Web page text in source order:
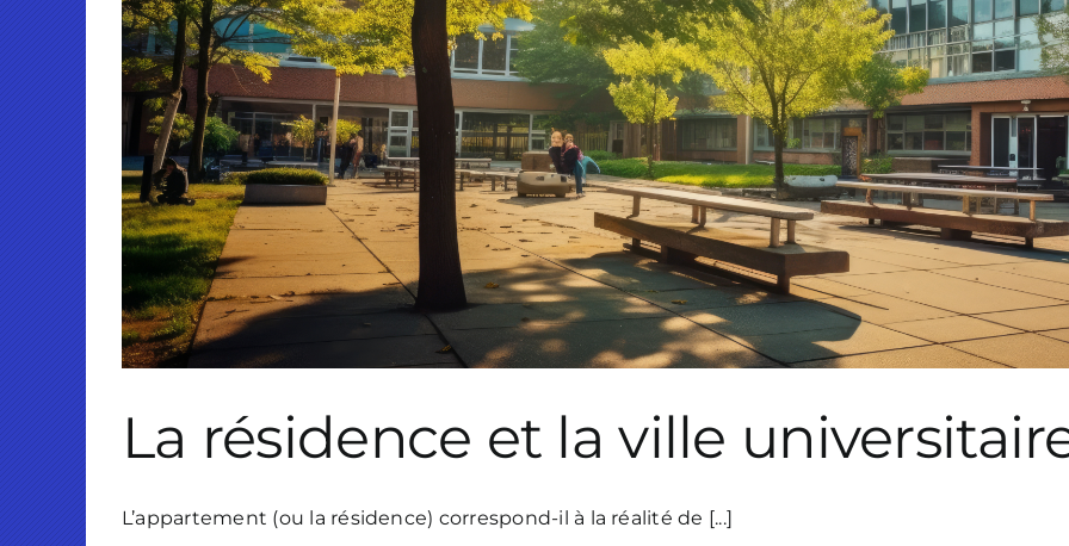
La résidence et la ville
L’appartement (ou la résidence) correspond-il à la réalité de [...]